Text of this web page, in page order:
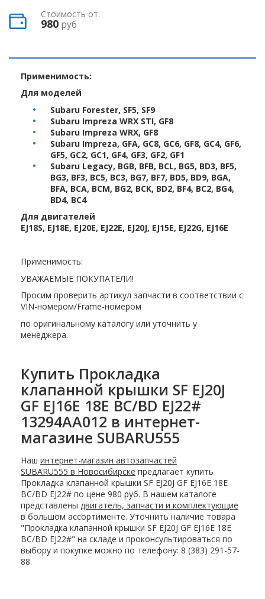
Стоимость от:
980 руб
Применимость:
Для моделей
Subaru Forester, SF5, SF9
Subaru Impreza WRX STI, GF8
Subaru Impreza WRX, GF8
Subaru Impreza, GFA, GC8, GC6, GF8, GC4, GF6,
GF5, GC2, GC1, GF4, GF3, GF2, GF1
Subaru Legacy, BGB, BFB, BCL, BG5, BD3, BF5,
BG3, BF3, BC5, BC3, BG7, BF7, BD5, BD9, BGA,
BFA, BCA, BCM, BG2, BCK, BD2, BF4, BC2, BG4,
BD4, BC4
Для двигателей
EJ18S, EJ18E, EJ20E, EJ22E, EJ20J, EJ15E, EJ22G, EJ16E
Применимость:
УВАЖАЕМЫЕ ПОКУПАТЕЛИ!
Просим проверить артикул запчасти в соответствии с
VIN-номером/Frame-номером
по оригинальному каталогу или уточнить у
менеджера.
Купить Прокладка
клапанной крышки SF EJ20J
GF EJ16E 18E BC/BD EJ22#
13294AA012 в интернет-
магазине SUBARU555
Наш интернет-магазин автозапчастей
SUBARU555 в Новосибирске предлагает купить
Прокладка клапанной крышки SF EJ20J GF EJ16E 18E
BC/BD EJ22# по цене 980 руб. В нашем каталоге
представлены двигатель, запчасти и комплектующие
в большом ассортименте. Уточнить наличие товара
"Прокладка клапанной крышки SF EJ20J GF EJ16E 18E
BC/BD EJ22#" на складе и проконсультироваться по
выбору и покупке можно по телефону: 8 (383) 291-57-
88.